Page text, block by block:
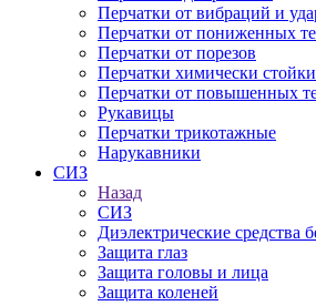
Перчатки от вибраций и
Перчатки от пониженных
Перчатки от порезов
Перчатки химически
Перчатки от повышенных
Рукавицы
Перчатки трикотажные
Нарукавники
СИЗ
Назад
СИЗ
Диэлектрические средства
Защита глаз
Защита головы и лица
Защита коленей